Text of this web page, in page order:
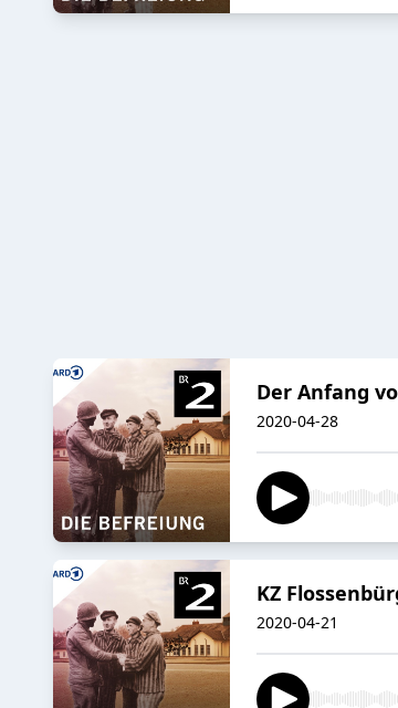
Der Anfang
2020-04-28
KZ
2020-04-21